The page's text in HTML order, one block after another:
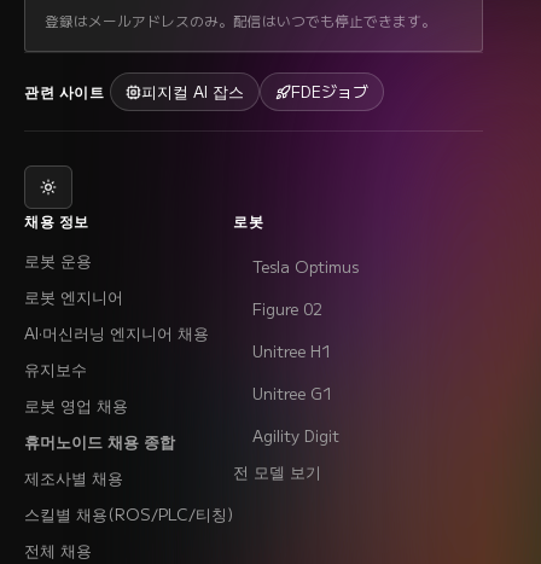
登録はメールアドレスのみ。配信はいつでも停止できます。
관련 사이트 피지컬 AI 잡스 FDEジョブ
채용 정보
로봇 운용
로봇 엔지니어
AI·머신러닝 엔지니어 채용
유지보수
로봇 영업 채용
휴머노이드 채용 종합
제조사별 채용
스킬별 채용(ROS/PLC/티칭)
전체 채용
로봇
Tesla Optimus
Figure 02
Unitree H1
Unitree G1
Agility Digit
전 모델 보기